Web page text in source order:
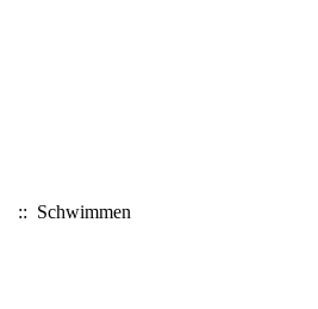
:: Schwimmen